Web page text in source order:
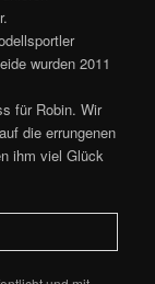
wurden 2011
für Robin. Wir
die errungenen
ihm viel Glück